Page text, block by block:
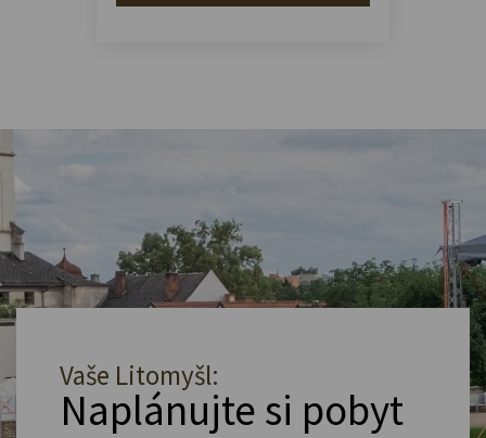
Vaše Litomyšl:
Naplánujte si pobyt